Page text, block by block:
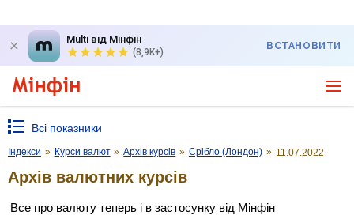
Multi від Мінфін
(8,9K+)
ВСТАНОВИТИ
Всі показники
Індекси » Курси валют » Архів курсів » Срібло (Лондон) » 11.07.2022
Архів валютних курсів
Все про валюту теперь і в застосунку від Мінфін